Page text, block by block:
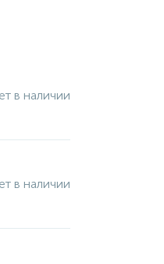
в наличии
в наличии